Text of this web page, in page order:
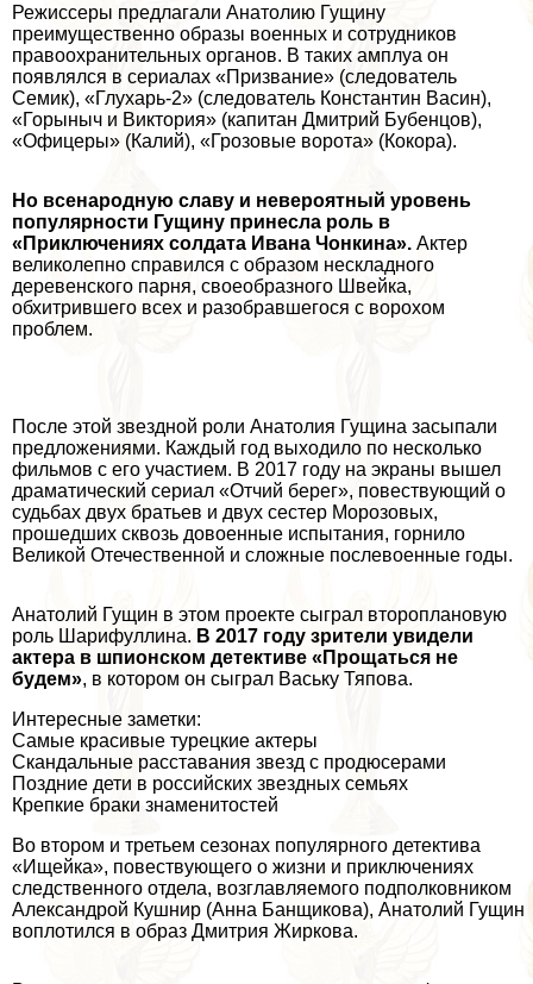
Режиссеры предлагали Анатолию Гущину
преимущественно образы военных и сотрудников
правоохранительных органов. В таких амплуа он
появлялся в сериалах «Призвание» (следователь
Семик), «Глухарь-2» (следователь Константин Васин),
«Горыныч и Виктория» (капитан Дмитрий Бубенцов),
«Офицеры» (Калий), «Грозовые ворота» (Кокора).
Но всенародную славу и невероятный уровень
популярности Гущину принесла роль в
«Приключениях солдата Ивана Чонкина». Актер
великолепно справился с образом нескладного
деревенского парня, своеобразного Швейка,
обхитрившего всех и разобравшегося с ворохом
проблем.
После этой звездной роли Анатолия Гущина засыпали
предложениями. Каждый год выходило по несколько
фильмов с его участием. В 2017 году на экраны вышел
драматический сериал «Отчий берег», повествующий о
судьбах двух братьев и двух сестер Морозовых,
прошедших сквозь довоенные испытания, горнило
Великой Отечественной и сложные послевоенные годы.
Анатолий Гущин в этом проекте сыграл второплановую
роль Шарифуллина. В 2017 году зрители увидели
актера в шпионском детективе «Прощаться не
будем», в котором он сыграл Ваську Тяпова.
Интересные заметки:
Самые красивые турецкие актеры
Скандальные расставания звезд с продюсерами
Поздние дети в российских звездных семьях
Крепкие бpaки знаменитостей
Во втором и третьем сезонах популярного детектива
«Ищейка», повествующего о жизни и приключениях
следственного отдела, возглавляемого подполковником
Александрой Кушнир (Анна Банщикова), Анатолий Гущин
воплотился в образ Дмитрия Жиркова.